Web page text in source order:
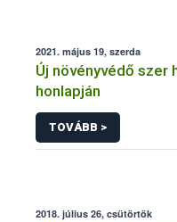
2021. május 19, szerda
Új növényvédő szer
honlapján
TOVÁBB >
2018. július 26, csütörtök